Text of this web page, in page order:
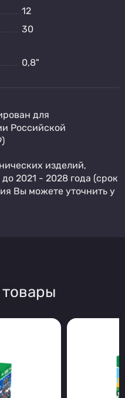
12
30
0,8"
для
Российской
изделий,
2021 - 2028 года (срок
Вы можете уточнить у